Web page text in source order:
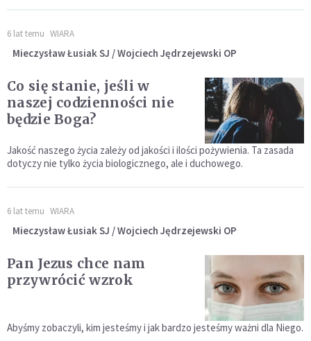
6 lat temu WIARA
Mieczysław Łusiak SJ / Wojciech Jędrzejewski OP
Co się stanie, jeśli w
naszej codzienności nie
będzie Boga?
Jakość naszego życia zależy od jakości i ilości pożywienia. Ta zasada
dotyczy nie tylko życia biologicznego, ale i duchowego.
6 lat temu WIARA
Mieczysław Łusiak SJ / Wojciech Jędrzejewski OP
Pan Jezus chce nam
przywrócić wzrok
Abyśmy zobaczyli, kim jesteśmy i jak bardzo jesteśmy ważni dla Niego.